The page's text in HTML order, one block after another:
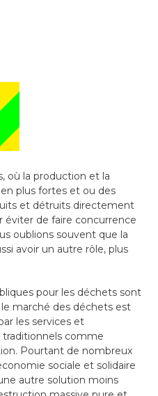
où la production et la
plus fortes et ou des
et détruits directement
éviter de faire concurrence
oublions souvent que la
avoir un autre rôle, plus
pour les déchets sont
marché des déchets est
les services et
comme
Pourtant de nombreux
sociale et solidaire
autre solution moins